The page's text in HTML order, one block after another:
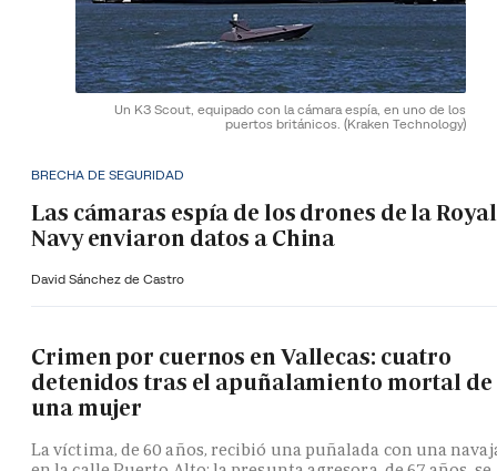
Un K3 Scout, equipado con la cámara espía, en uno de los
puertos británicos. (Kraken Technology)
BRECHA DE SEGURIDAD
Las cámaras espía de los drones de la Royal
Navy enviaron datos a China
David Sánchez de Castro
Crimen por cuernos en Vallecas: cuatro
detenidos tras el apuñalamiento mortal de
una mujer
La víctima, de 60 años, recibió una puñalada con una